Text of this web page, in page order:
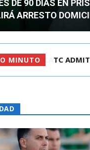
DE 90 DÍAS EN
ARRESTO
MINUTO TC